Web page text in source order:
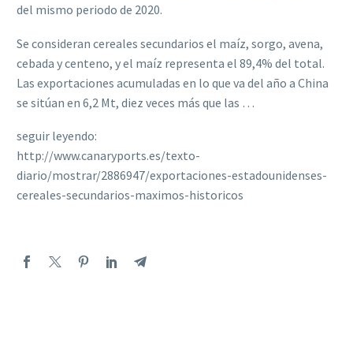
del mismo periodo de 2020.
Se consideran cereales secundarios el maíz, sorgo, avena,
cebada y centeno, y el maíz representa el 89,4% del total.
Las exportaciones acumuladas en lo que va del año a China
se sitúan en 6,2 Mt, diez veces más que las …
seguir leyendo:
http://www.canaryports.es/texto-
diario/mostrar/2886947/exportaciones-estadounidenses-
cereales-secundarios-maximos-historicos